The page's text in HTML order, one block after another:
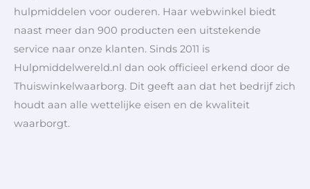
hulpmiddelen voor ouderen. Haar webwinkel biedt
naast meer dan 900 producten een uitstekende
service naar onze klanten. Sinds 2011 is
Hulpmiddelwereld.nl dan ook officieel erkend door de
Thuiswinkelwaarborg. Dit geeft aan dat het bedrijf zich
houdt aan alle wettelijke eisen en de kwaliteit
waarborgt.